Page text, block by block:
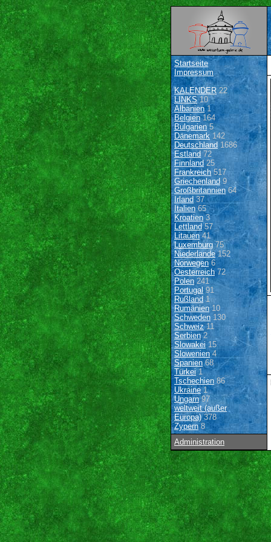
Startseite
Impressum
KALENDER22
LINKS10
Albanien1
Belgien164
Bulgarien 5
Dänemark142
Deutschland 1686
Estland 72
Finnland 25
Frankreich517
Griechenland9
Großbritannien64
Irland 37
Italien65
Kroatien3
Lettland57
Litauen41
Luxemburg 75
Niederlande152
Norwegen6
Oesterreich72
Polen 241
Portugal91
Rußland 1
Rumänien10
Schweden 130
Schweiz11
Serbien2
Slowakei15
Slowenien4
Spanien68
Türkei1
Tschechien 86
Ukraine1
Ungarn97
weltweit (außer
Europa)378
Zypern8
Administration